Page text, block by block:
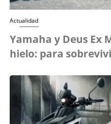
Actualidad
Yamaha y Deus Ex
hielo: para